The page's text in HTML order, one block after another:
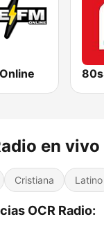
en vivo
Cristiana Latino
OCR Radio: